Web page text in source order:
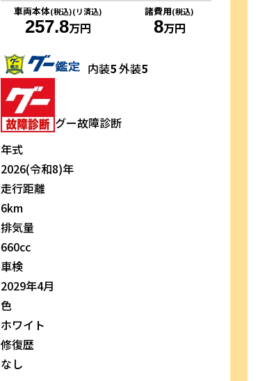
車両本体(税込)(リ済込)
257.8万円
諸費用(税込)
8万円
内装5外装5
グー故障診断
年式
2026(令和8)年
走行距離
6km
排気量
660cc
車検
2029年4月
色
ホワイト
修復歴
なし